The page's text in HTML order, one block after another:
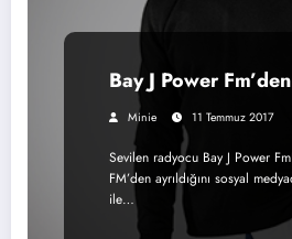
Bay J Power
Minie 11 Temmuz 2017
Sevilen radyocu Bay J Power
FM’den ayrıldığını sosyal
ile…